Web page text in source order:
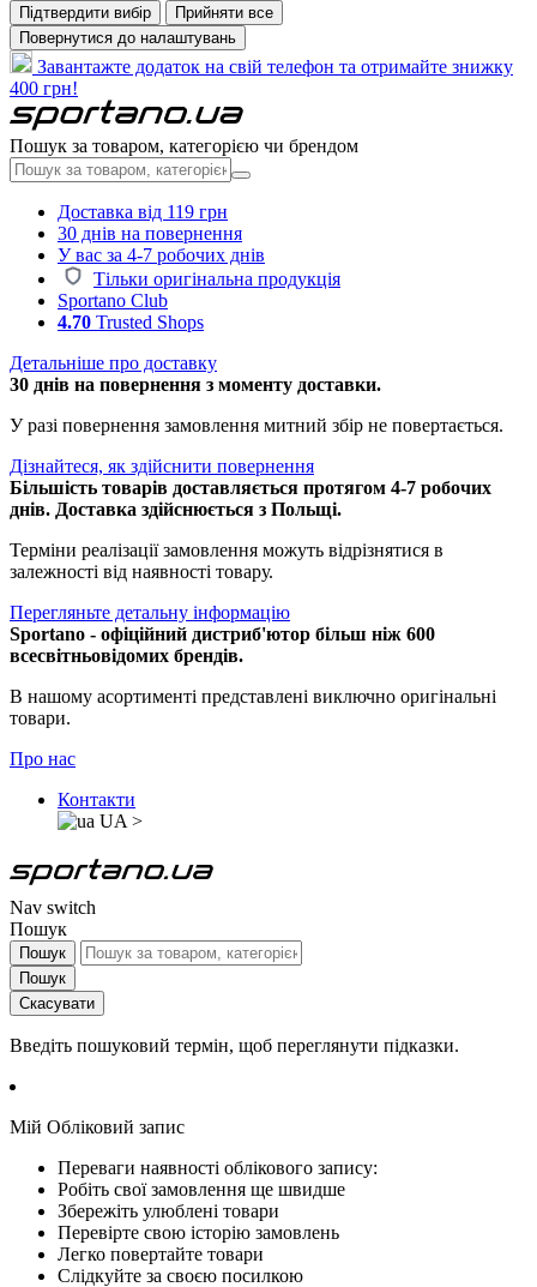
Підтвердити вибір
Прийняти все
Повернутися до налаштувань
Завантажте додаток на свій телефон та отримайте знижку
400 грн!
Пошук за товаром, категорією чи брендом
Доставка від 119 грн
30 днів на повернення
У вас за 4-7 робочих днів
Тільки оригінальна продукція
Sportano Club
4.70 Trusted Shops
Детальніше про доставку
30 днів на повернення з моменту доставки.
У разі повернення замовлення митний збір не повертається.
Дізнайтеся, як здійснити повернення
Більшість товарів доставляється протягом 4-7 робочих
днів. Доставка здійснюється з Польщі.
Терміни реалізації замовлення можуть відрізнятися в
залежності від наявності товару.
Перегляньте детальну інформацію
Sportano - офіційний дистриб'ютор більш ніж 600
всесвітньовідомих брендів.
В нашому асортименті представлені виключно оригінальні
товари.
Про нас
Контакти
UA >
Nav switch
Пошук
Пошук
Пошук
Скасувати
Введіть пошуковий термін, щоб переглянути підказки.
Мій Обліковий запис
Переваги наявності облікового запису:
Робіть свої замовлення ще швидше
Збережіть улюблені товари
Перевірте свою історію замовлень
Легко повертайте товари
Слідкуйте за своєю посилкою